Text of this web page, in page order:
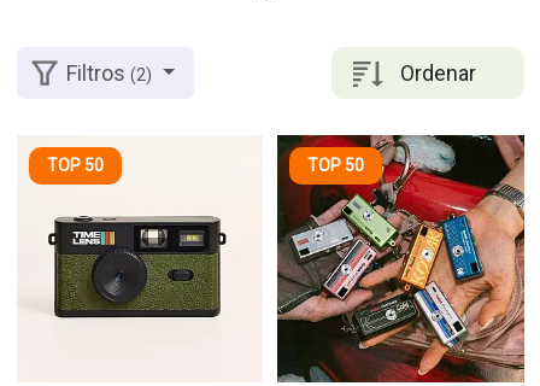
Ordenar
Filtros(2)
TOP 50 TOP 50